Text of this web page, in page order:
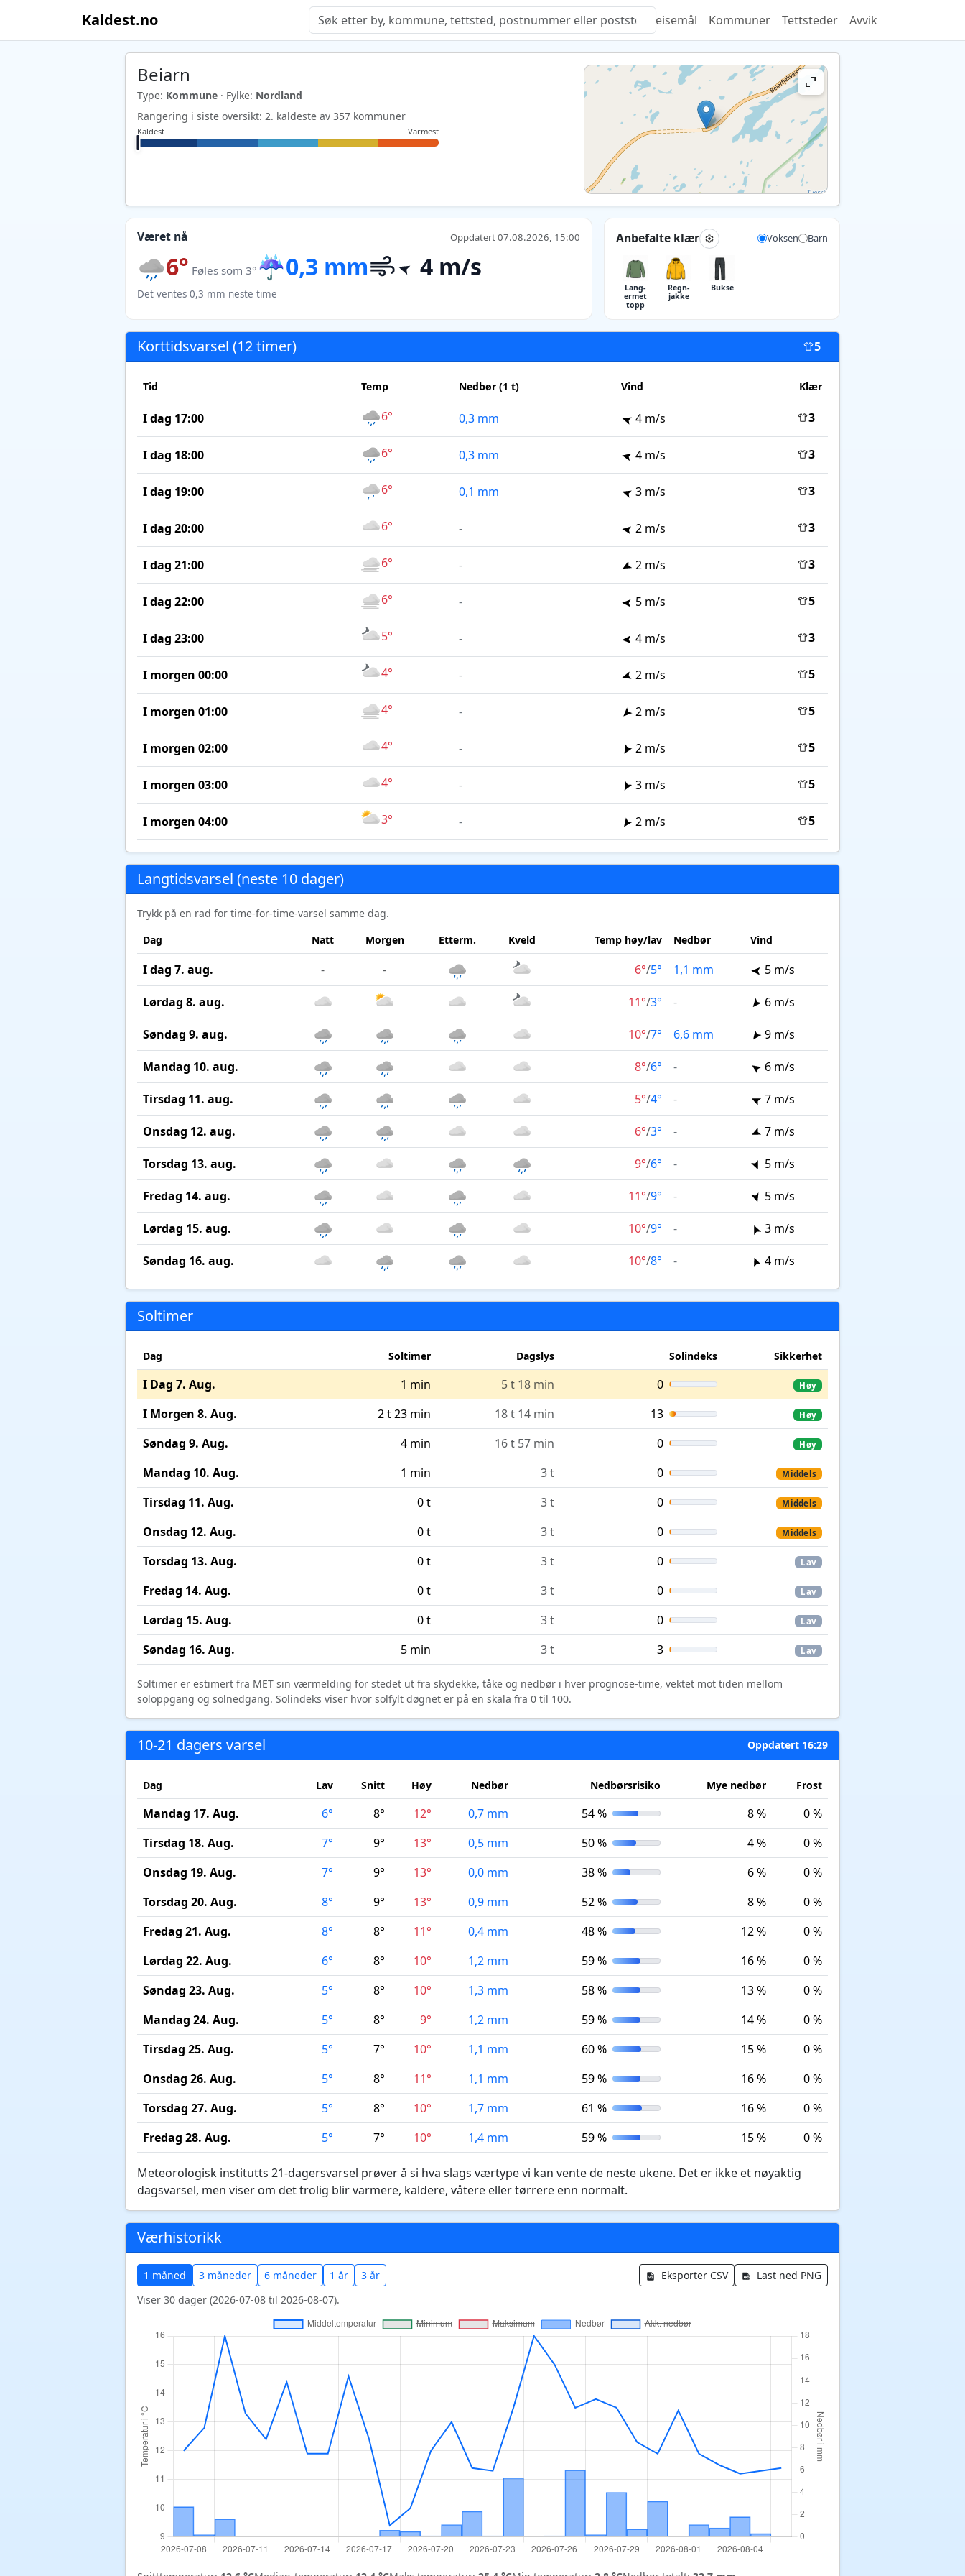
Kaldest.no Quiz Reisemål Kommuner Tettsteder Avvik
Beiarn
Type: Kommune · Fylke: Nordland
Rangering i siste oversikt: 2. kaldeste av 357 kommuner
Kaldest Varmest
Været nå Oppdatert 07.08.2026, 15:00
6° Føles som 3° ☔0,3 mm 4 m/s
Det ventes 0,3 mm neste time
Anbefalte klær Voksen Barn
Lang­
ermet
topp
Regn­
jakke
Bukse
Korttidsvarsel (12 timer) 5
Tid Temp Nedbør (1 t) Vind Klær
I dag 17:00 6° 0,3 mm 4 m/s 3
I dag 18:00 6° 0,3 mm 4 m/s 3
I dag 19:00 6° 0,1 mm 3 m/s 3
I dag 20:00 6° - 2 m/s 3
I dag 21:00 6° - 2 m/s 3
I dag 22:00 6° - 5 m/s 5
I dag 23:00 5° - 4 m/s 3
I morgen 00:00 4° - 2 m/s 5
I morgen 01:00 4° - 2 m/s 5
I morgen 02:00 4° - 2 m/s 5
I morgen 03:00 4° - 3 m/s 5
I morgen 04:00 3° - 2 m/s 5
Langtidsvarsel (neste 10 dager)
Trykk på en rad for time-for-time-varsel samme dag.
Dag
Natt Morgen Etterm. Kveld Temp høy/lav Nedbør Vind
I dag 7. aug. - - 6°/5° 1,1 mm 5 m/s
Lørdag 8. aug. 11°/3° - 6 m/s
Søndag 9. aug. 10°/7° 6,6 mm 9 m/s
Mandag 10. aug. 8°/6° - 6 m/s
Tirsdag 11. aug. 5°/4° - 7 m/s
Onsdag 12. aug. 6°/3° - 7 m/s
Torsdag 13. aug. 9°/6° - 5 m/s
Fredag 14. aug. 11°/9° - 5 m/s
Lørdag 15. aug. 10°/9° - 3 m/s
Søndag 16. aug. 10°/8° - 4 m/s
Soltimer
Dag Soltimer Dagslys Solindeks Sikkerhet
I Dag 7. Aug. 1 min 5 t 18 min 0 Høy
I Morgen 8. Aug. 2 t 23 min 18 t 14 min 13 Høy
Søndag 9. Aug. 4 min 16 t 57 min 0 Høy
Mandag 10. Aug. 1 min 3 t 0 Middels
Tirsdag 11. Aug. 0 t 3 t 0 Middels
Onsdag 12. Aug. 0 t 3 t 0 Middels
Torsdag 13. Aug. 0 t 3 t 0 Lav
Fredag 14. Aug. 0 t 3 t 0 Lav
Lørdag 15. Aug. 0 t 3 t 0 Lav
Søndag 16. Aug. 5 min 3 t 3 Lav
Soltimer er estimert fra MET sin værmelding for stedet ut fra skydekke, tåke og nedbør i hver prognose-time, vektet mot tiden mellom
soloppgang og solnedgang. Solindeks viser hvor solfylt døgnet er på en skala fra 0 til 100.
10-21 dagers varsel Oppdatert 16:29
Dag Lav Snitt Høy Nedbør Nedbørsrisiko Mye nedbør Frost
Mandag 17. Aug. 6° 8° 12° 0,7 mm 54 % 8 %
0 %
Tirsdag 18. Aug.
7° 9° 13° 0,5 mm 50 % 4 %
0 %
Onsdag 19. Aug.
7° 9° 13° 0,0 mm 38 % 6 %
0 %
Torsdag 20. Aug.
8° 9° 13° 0,9 mm 52 % 8 %
0 %
Fredag 21. Aug.
8° 8° 11° 0,4 mm 48 % 12 %
0 %
Lørdag 22. Aug.
6° 8° 10° 1,2 mm 59 % 16 %
0 %
Søndag 23. Aug.
5° 8° 10° 1,3 mm 58 % 13 %
0 %
Mandag 24. Aug.
5° 8° 9° 1,2 mm 59 % 14 %
0 %
Tirsdag 25. Aug.
5° 7° 10° 1,1 mm 60 % 15 %
0 %
Onsdag 26. Aug.
5° 8° 11° 1,1 mm 59 % 16 %
0 %
Torsdag 27. Aug.
5° 8° 10° 1,7 mm 61 % 16 %
0 %
Fredag 28. Aug.
5° 7° 10° 1,4 mm 59 % 15 % 0 %
Meteorologisk institutts 21-dagersvarsel prøver å si hva slags værtype vi kan vente de neste ukene. Det er ikke et nøyaktig
dagsvarsel, men viser om det trolig blir varmere, kaldere, våtere eller tørrere enn normalt.
Værhistorikk
1 måned 3 måneder 6 måneder 1 år 3 år Eksporter CSV
Last ned PNG
Viser 30 dager (2026-07-08 til 2026-08-07).